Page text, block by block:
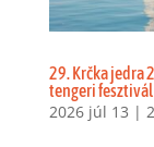
29. Krčka jedra
tengeri
2026 júl 13 |